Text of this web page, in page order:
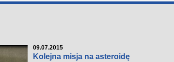
09.07.2015
Kolejna misja na asteroidę